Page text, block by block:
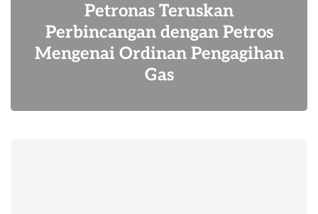
Petronas Teruskan
Perbincangan dengan Petros
Mengenai Ordinan Pengagihan
Gas